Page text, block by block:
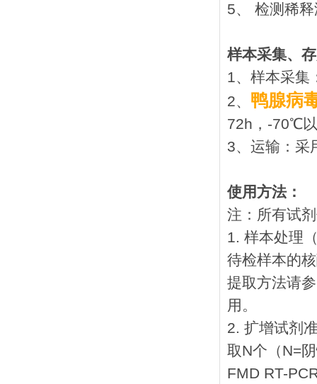
5、 检测稀
样本采集、
1、样本采集
2、 鸭腺病
72h，-70℃
3、运输：采
使用方法：
注：所有试
1. 样本处理
待检样本的
提取方法请
用。
2. 扩增试剂
取N个（N=
FMD RT-